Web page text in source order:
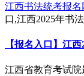
江西书法统考报名
口,江西2025年书
【报名入口】江
江西省教育考试